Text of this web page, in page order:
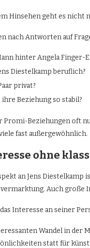
Hinsehen geht es nicht
nach Antworten auf
hinter Angela Finger-
Diestelkamp beruflich?
privat?
Beziehung so stabil?
Promi-Beziehungen oft
fast außergewöhnlich.
ohne
an Jens
Auch große
Interesse an seiner
Wandel in der
statt für